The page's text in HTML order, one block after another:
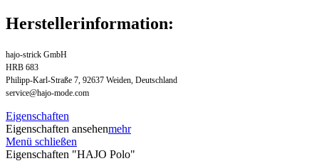
Herstellerinformation:
hajo-strick GmbH
HRB 683
Philipp-Karl-Straße 7, 92637 Weiden, Deutschland
service@hajo-mode.com
Eigenschaften
Eigenschaften ansehenmehr
Menü schließen
Eigenschaften "HAJO Polo"